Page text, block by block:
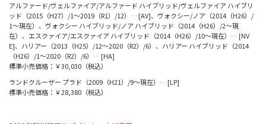
アルファード/ヴェルファイア/アルファード ハイブリッド/ヴェルファイア ハイブリ
ッド（2015（H27）/1〜2019（R1）/12）… [AV]、ヴォクシー/ノア（2014（H26）/
1〜現在）、ヴォクシー ハイブリッド/ノア ハイブリッド（2014（H26）/2〜現
在）、エスクァイア/エスクァイア ハイブリッド（2014（H26）/10〜現在）… [NV
E]、ハリアー（2013（H25）/12〜2020（R2）/6）、ハリアー ハイブリッド（2014
（H26）/1〜2020（R2）/6）… [HA]
標準小売価格：￥30,030（税込）
ランドクルーザー プラド（2009（H21）/9〜現在）… [LP]
標準小売価格：￥28,380（税込）